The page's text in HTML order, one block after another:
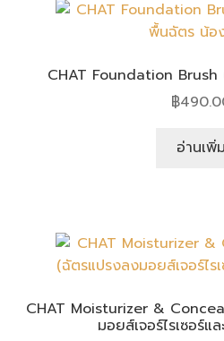
CHAT Foundation
฿
อ่านเพิ่ม
CHAT Moisturizer &
มอยส์เจอร์ไรเซอร์แ